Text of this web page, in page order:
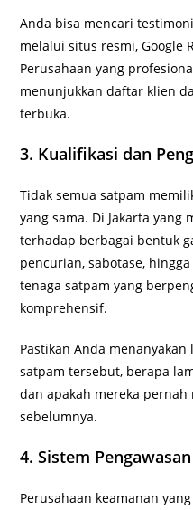
Anda bisa mencari
melalui situs resmi, Google
Perusahaan yang
menunjukkan daftar klien
terbuka.
3. Kualifikasi dan
Tidak semua satpam
yang sama. Di Jakarta
terhadap berbagai bentuk
pencurian, sabotase,
tenaga satpam yang
komprehensif.
Pastikan Anda
satpam tersebut, berapa
dan apakah mereka
sebelumnya.
4. Sistem
Perusahaan keamanan